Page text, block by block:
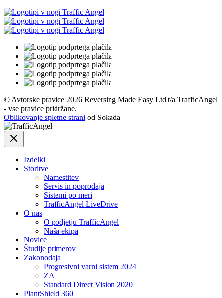
© Avtorske pravice 2026 Reversing Made Easy Ltd t/a TrafficAngel
- vse pravice pridržane.
Oblikovanje spletne strani od Sokada
Izdelki
Storitve
Namestitev
Servis in poprodaja
Sistemi po meri
TrafficAngel LiveDrive
O nas
O podjetju TrafficAngel
Naša ekipa
Novice
Študije primerov
Zakonodaja
Progresivni varni sistem 2024
ZA
Standard Direct Vision 2020
PlantShield 360